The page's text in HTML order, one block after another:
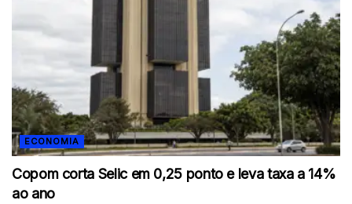
ECONOMIA
Copom corta Selic em 0,25 ponto e leva taxa a 14%
ao ano